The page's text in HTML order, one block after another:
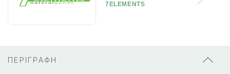
7ELEMENTS
ΠΕΡΙΓΡΑΦΗ